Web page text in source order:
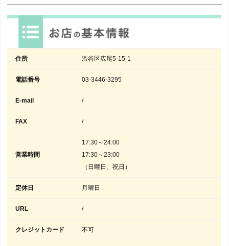
住所 渋谷区広尾5-15-1
電話番号 03-3446-3295
E-mail /
FAX /
営業時間
17:30～24:00
17:30～23:00
（日曜日、祝日）
定休日 月曜日
URL /
クレジットカード 不可